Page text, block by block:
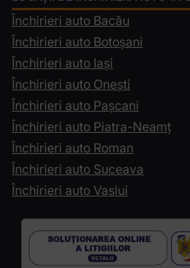
Închirieri auto Bacău
Închirieri auto Botoșani
Închirieri auto Iași
Închirieri auto Onești
Închirieri auto Pașcani
Închirieri auto Piatra-Neamț
Închirieri auto Roman
Închirieri auto Suceava
Închirieri auto Vaslui